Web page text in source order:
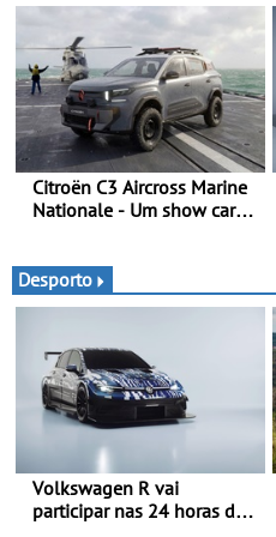
desportiva do SUV 100%
elétrico - Versão de maior
desempenho da terceira
geração do modelo elétrico
da marca
Citroën C3 Aircross Marine
Nationale - Um show car
inovação
Desporto
Volkswagen R vai
participar nas 24 horas de